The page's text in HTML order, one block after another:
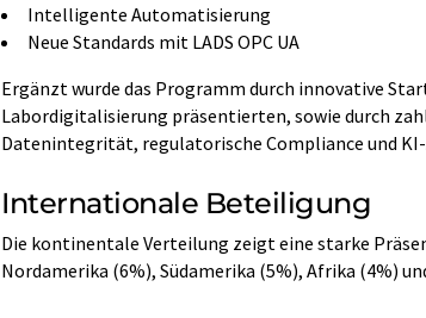
Intelligente Automatisierung
Neue Standards mit LADS OPC UA
Ergänzt wurde das Programm durch innovative
Labordigitalisierung präsentierten, sowie durch
Datenintegrität, regulatorische Compliance und
Internationale Beteiligung
Die kontinentale Verteilung zeigt eine starke
Nordamerika (6%), Südamerika (5%), Afrika (4%)